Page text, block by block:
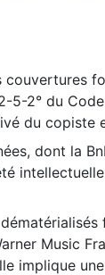
couvertures
2° du
du copiste
dont la
Music
implique